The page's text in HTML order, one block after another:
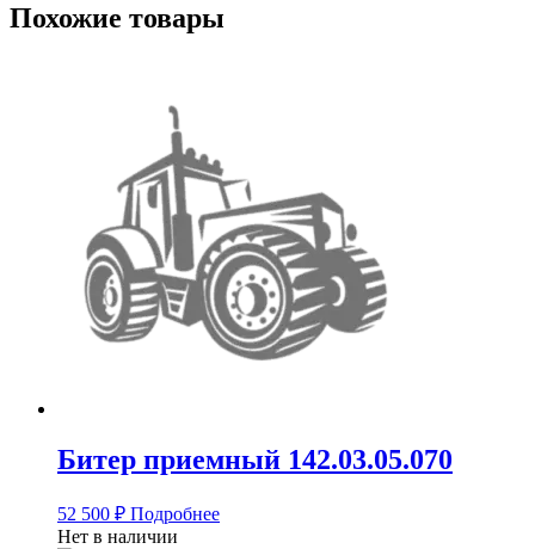
Похожие товары
Битер приемный 142.03.05.070
52 500 ₽ Подробнее
Нет в наличии